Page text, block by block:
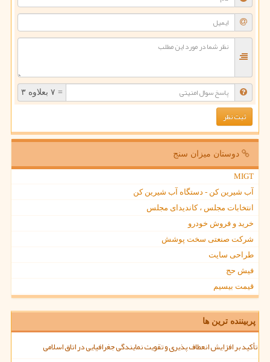
= ۷ بعلاوه ۳
دوستان میزان سنج
MIGT
آب شیرین کن - دستگاه آب شیرین کن
انتخابات مجلس ، کاندیدای مجلس
خرید و فروش خودرو
شرکت صنعتی سخت پوشش
طراحی سایت
فیش حج
قیمت بیسیم
پربیننده ترین ها
تأکید بر افزایش انعطاف پذیری و تقویت نمایندگی جغرافیایی در اتاق اسلامی